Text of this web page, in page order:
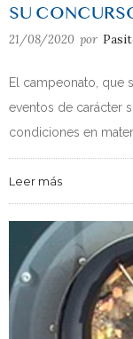
SU
21/08/2020 por
El campeonato, que
eventos de carácter
condiciones en
Leer más